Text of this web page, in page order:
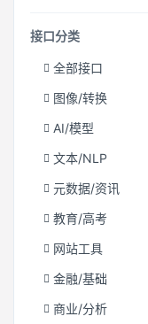
接口分类
全部接口
图像/转换
AI/模型
文本/NLP
元数据/资讯
教育/高考
网站工具
金融/基础
商业/分析